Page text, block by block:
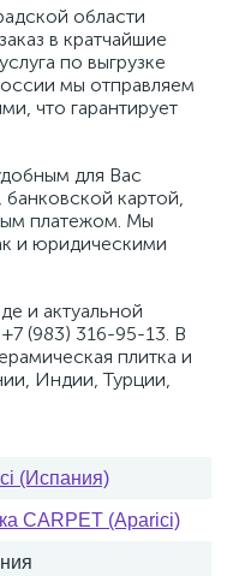
области
в кратчайшие
по выгрузке
мы отправляем
что гарантирует
для Вас
картой,
платежом. Мы
и юридическими
и актуальной
(983) 316-95-13. В
плитка и
Индии, Турции,
(Испания)
CARPET (Aparici)